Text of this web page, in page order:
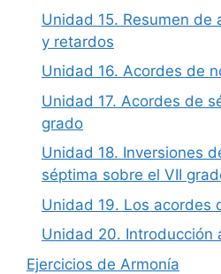
Unidad 15. Resumen de
y retardos
Unidad 16. Acordes de
Unidad 17. Acordes de
grado
Unidad 18. Inversiones
séptima sobre el VII
Unidad 19. Los acordes
Unidad 20. Introducción
Ejercicios de Armonía